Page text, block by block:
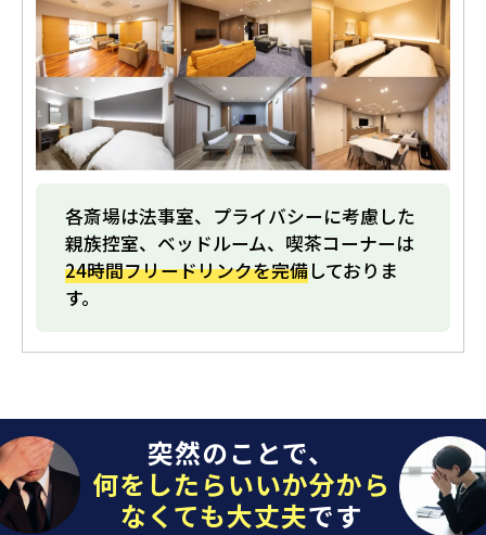
各斎場は法事室、プライバシーに考慮した
親族控室、ベッドルーム、喫茶コーナーは
24時間フリードリンクを完備しておりま
す。
突然のことで、
何をしたらいいか分から
なくても大丈夫です